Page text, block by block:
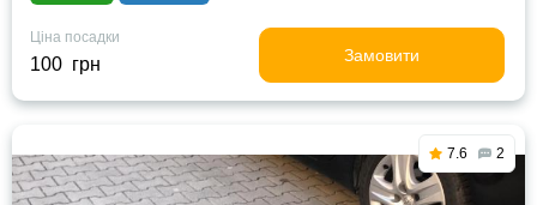
Ціна посадки
100 грн Замовити
7.6 2